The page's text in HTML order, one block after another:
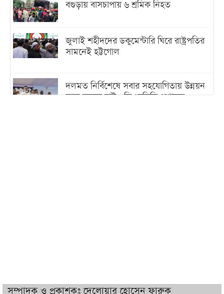
বগুড়ায় বাসচাপায় ৬ শ্রমিক নিহত
জুলাই শহীদদের ডকুমেন্টারি ঘিরে রাষ্ট্রপতির
সামনেই হট্টগোল
দলমত নির্বিশেষে সবার সহযোগিতায় উন্নয়ন
কাজ করতে চাই : ডিএনসিসি প্রশাসক
সম্পাদক ও প্রকাশকঃ দেলোয়ার হোসেন ফারুক